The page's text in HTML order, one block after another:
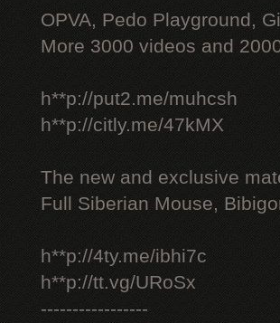
OPVA, Pedo Playground,
More 3000 videos and
h**p://put2.me/muhcsh
h**p://citly.me/47kMX
The new and exclusive
Full Siberian Mouse,
h**p://4ty.me/ibhi7c
h**p://tt.vg/URoSx
-----------------